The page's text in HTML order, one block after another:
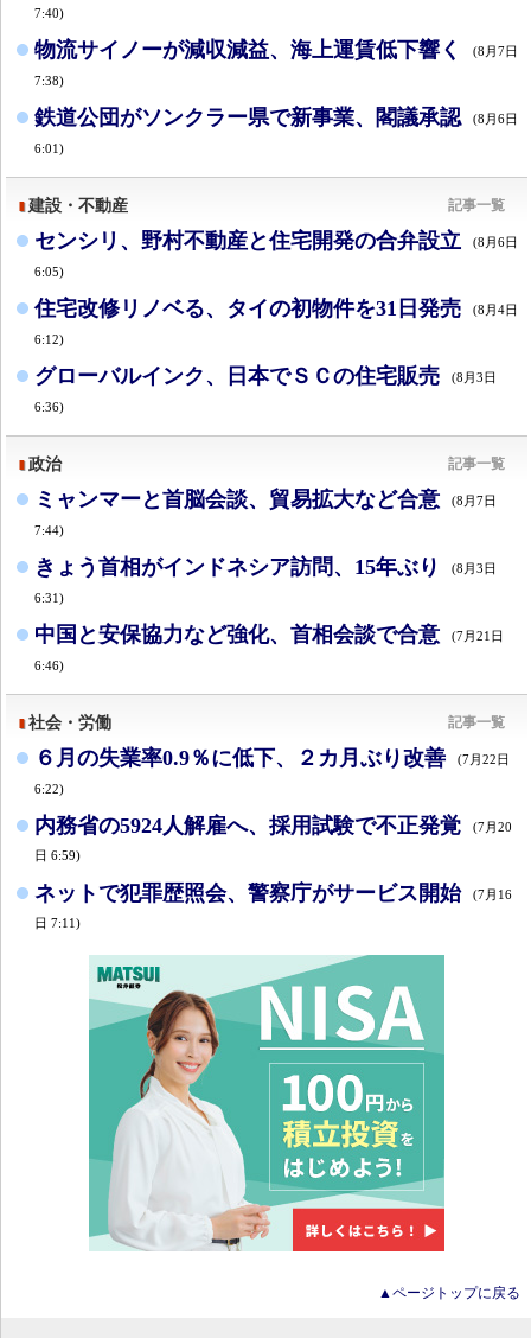
7:40)
物流サイノーが減収減益、海上運賃低下響く (8月7日
7:38)
鉄道公団がソンクラー県で新事業、閣議承認 (8月6日
6:01)
建設・不動産 記事一覧
センシリ、野村不動産と住宅開発の合弁設立 (8月6日
6:05)
住宅改修リノベる、タイの初物件を31日発売 (8月4日
6:12)
グローバルインク、日本でＳＣの住宅販売 (8月3日
6:36)
政治 記事一覧
ミャンマーと首脳会談、貿易拡大など合意 (8月7日
7:44)
きょう首相がインドネシア訪問、15年ぶり (8月3日
6:31)
中国と安保協力など強化、首相会談で合意 (7月21日
6:46)
社会・労働 記事一覧
６月の失業率0.9％に低下、２カ月ぶり改善 (7月22日
6:22)
内務省の5924人解雇へ、採用試験で不正発覚
(7月20
日 6:59)
ネットで犯罪歴照会、警察庁がサービス開始
(7月16
日 7:11)
▲ページトップに戻る